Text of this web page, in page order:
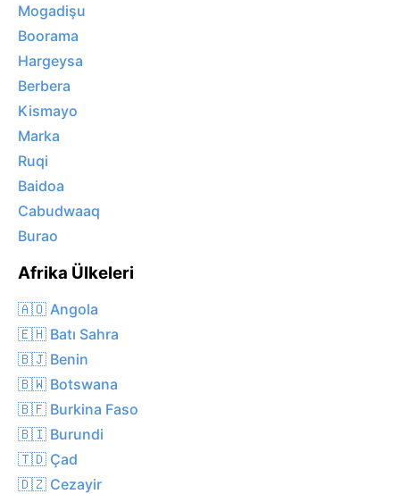
Mogadişu
Boorama
Hargeysa
Berbera
Kismayo
Marka
Ruqi
Baidoa
Cabudwaaq
Burao
Afrika Ülkeleri
🇦🇴 Angola
🇪🇭 Batı Sahra
🇧🇯 Benin
🇧🇼 Botswana
🇧🇫 Burkina Faso
🇧🇮 Burundi
🇹🇩 Çad
🇩🇿 Cezayir